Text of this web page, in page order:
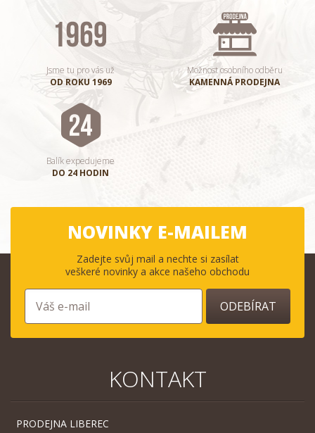
Jsme tu pro vás už
OD ROKU 1969
Možnost osobního odběru
KAMENNÁ PRODEJNA
Balík expedujeme
DO 24 HODIN
NOVINKY E-MAILEM
Zadejte svůj mail a nechte si zasílat
veškeré novinky a akce našeho obchodu
ODEBÍRAT
KONTAKT
PRODEJNA LIBEREC